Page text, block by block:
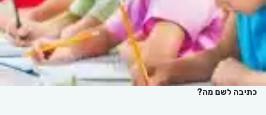
כתיבה לשם מה?